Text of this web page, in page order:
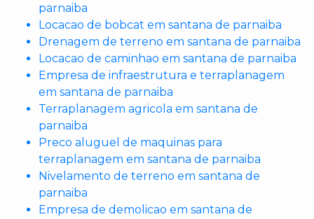
parnaiba
Locacao de bobcat em santana de parnaiba
Drenagem de terreno em santana de parnaiba
Locacao de caminhao em santana de parnaiba
Empresa de infraestrutura e terraplanagem
em santana de parnaiba
Terraplanagem agricola em santana de
parnaiba
Preco aluguel de maquinas para
terraplanagem em santana de parnaiba
Nivelamento de terreno em santana de
parnaiba
Empresa de demolicao em santana de